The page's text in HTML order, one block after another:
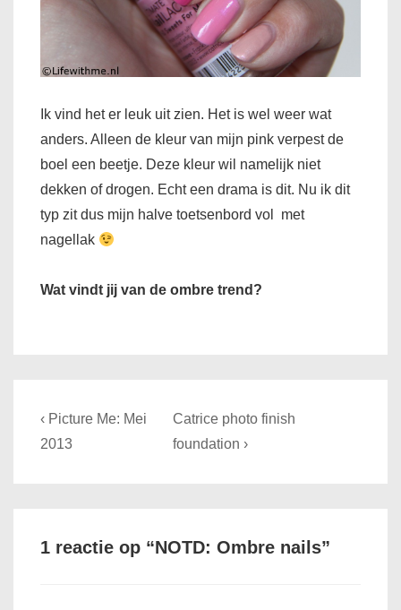
Ik vind het er leuk uit zien. Het is wel weer wat
anders. Alleen de kleur van mijn pink verpest de
boel een beetje. Deze kleur wil namelijk niet
dekken of drogen. Echt een drama is dit. Nu ik dit
typ zit dus mijn halve toetsenbord vol met
nagellak
Wat vindt jij van de ombre trend?
Bericht
navigatie
Previous
Post
‹ Picture Me: Mei
2013
Next
Post
Catrice photo finish
foundation ›
1 reactie op “NOTD: Ombre nails”